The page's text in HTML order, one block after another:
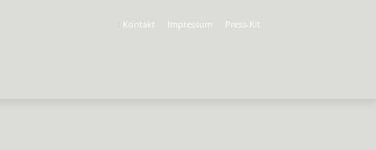
Kontakt
Impressum Press-Kit